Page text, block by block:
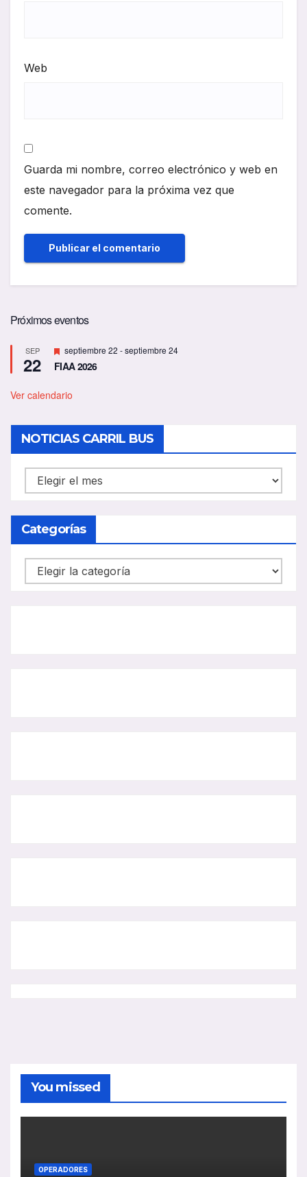
Web
Guarda mi nombre, correo electrónico y web en
este navegador para la próxima vez que
comente.
Próximos eventos
SEP
22
D
e
s
a
d
o
septiembre 22 -septiembre 24
FIAA 2026
Ver calendario
NOTICIAS CARRIL BUS
NOTICIAS
CARRIL
BUS
Categorías
Categorías
You missed
OPERADORES